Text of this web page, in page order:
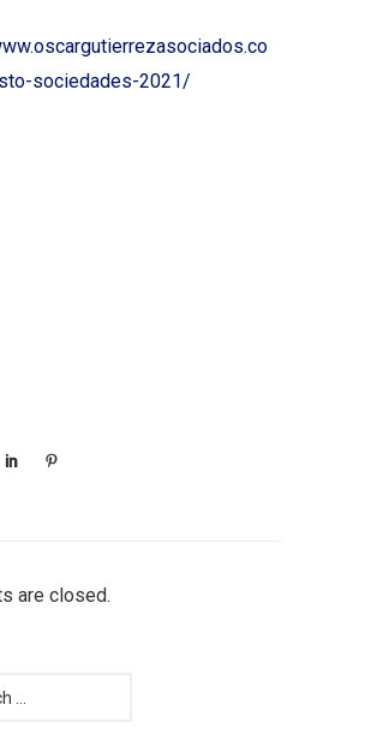
sociedades-2021/
are closed.